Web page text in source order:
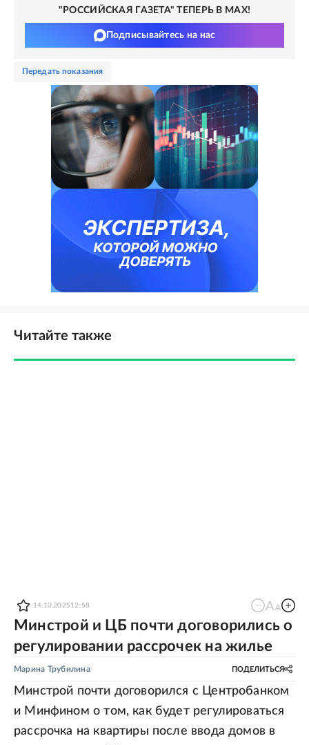
"РОССИЙСКАЯ ГАЗЕТА" ТЕПЕРЬ В MAX!
Подписывайтесь на нас
передать показания
Читайте также
14.10.2025 12:58
Минстрой и ЦБ почти договорились о
регулировании рассрочек на жилье
Марина Трубилина ПОДЕЛИТЬСЯ
Минстрой почти договорился с Центробанком
и Минфином о том, как будет регулироваться
рассрочка на квартиры после ввода домов в